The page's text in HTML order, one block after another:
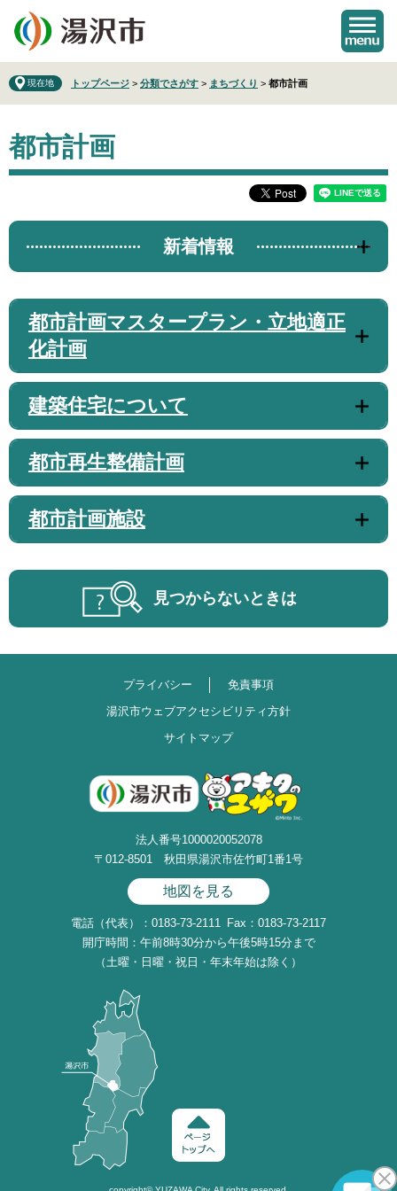
の
先
頭
す
ー
を
飛
し
本
現在地 トップページ > 分類でさがす > まちづくり > 都市計画
文
都市計画
新着情報
都市計画マスタープラン・立地適正
化計画
建築住宅について
都市再生整備計画
都市計画施設
見つからないときは
プライバシー
免責事項
湯沢市ウェブアクセシビリティ方針
サイトマップ
法人番号1000020052078
〒012-8501 秋田県湯沢市佐竹町1番1号
地図を見る
電話（代表）：0183-73-2111 Fax：0183-73-2117
開庁時間：午前8時30分から午後5時15分まで
（土曜・日曜・祝日・年末年始は除く）